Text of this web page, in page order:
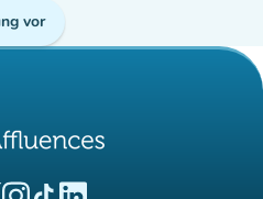
vor
tab)
(new tab)
(new tab)(new tab)